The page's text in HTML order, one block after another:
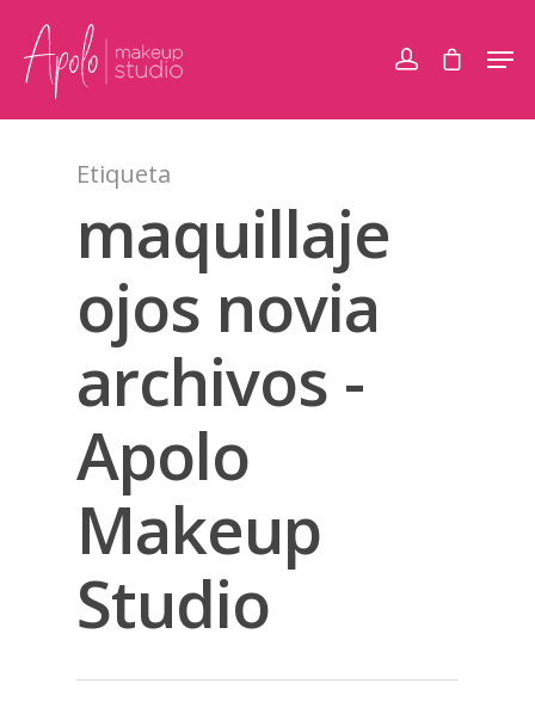
Etiqueta
maquillaje
ojos novia
archivos -
Apolo
Makeup
Studio